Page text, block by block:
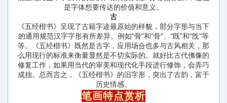
是字体想要传达的价值和意义。
古
《五经楷书》呈现了古籍字迹最原始的样貌，部分字形与当下
的通用规范汉字字形有所差异。例如“骨”和“⾻”、“既”和“旣”等
等。《五经楷书》既然是古字，应用场合也多与古风相关，那
么用现行的标准来衡量显然是不切实际的。就好比古代佛像的
修复工作，如果用当代的审美和现代化手段进行修饰，会弄巧
成拙。总而言之，《五经楷书》的旧字形，突出了古韵，富于
历史情感。
笔画特点赏析